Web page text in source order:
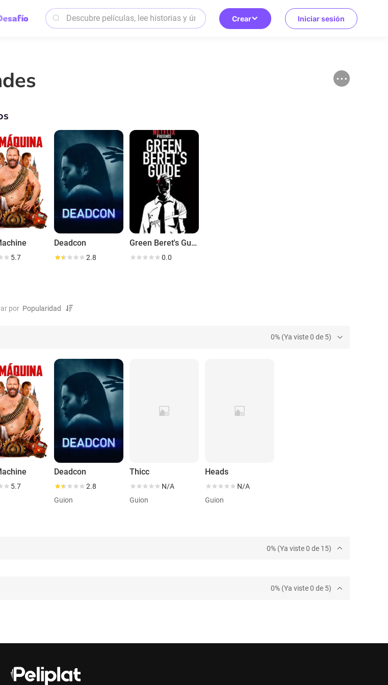
Crear Iniciar sesión
5.7
Deadcon
2.8
Green Beret's Guide to Surviving the Apocalypse
0.0
por
0% (Ya viste 0 de 5)
5.7
Deadcon
2.8
Guion
Thicc
N/A
Guion
Heads
N/A
Guion
0% (Ya viste 0 de 15)
0% (Ya viste 0 de 5)